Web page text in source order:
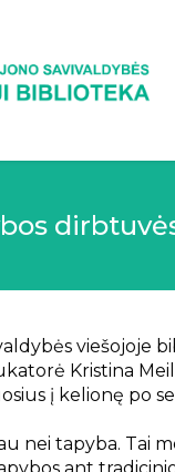
viešojoje
Kristina
į kelionę po
nei tapyba. Tai